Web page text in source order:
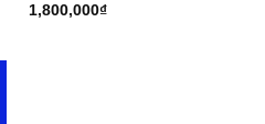
1,800,000₫